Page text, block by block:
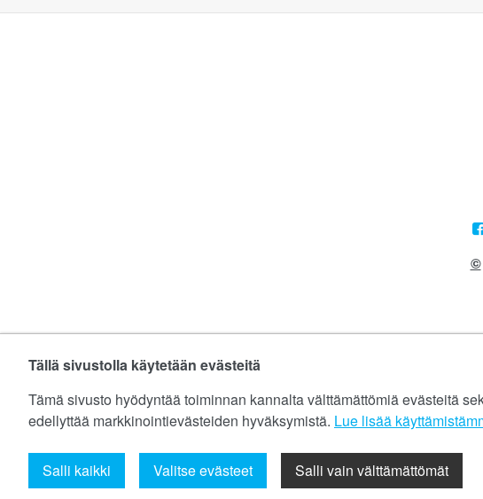
Tällä sivustolla käytetään evästeitä
Tämä sivusto hyödyntää toiminnan kannalta välttämättömiä evästeitä
edellyttää markkinointievästeiden hyväksymistä. Lue lisää
Salli kaikki Salli vain välttämättömät
Valitse evästeet
©